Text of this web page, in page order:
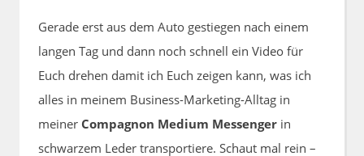
Gerade erst aus dem Auto gestiegen nach einem
langen Tag und dann noch schnell ein Video für
Euch drehen damit ich Euch zeigen kann, was ich
alles in meinem Business-Marketing-Alltag in
meiner Compagnon Medium Messengerin
schwarzem Leder transportiere. Schaut mal rein –